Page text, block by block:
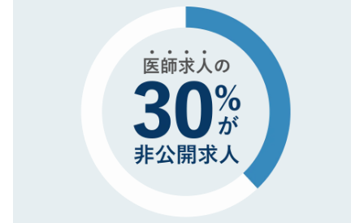
で、機密保持に関してもご安心ください。